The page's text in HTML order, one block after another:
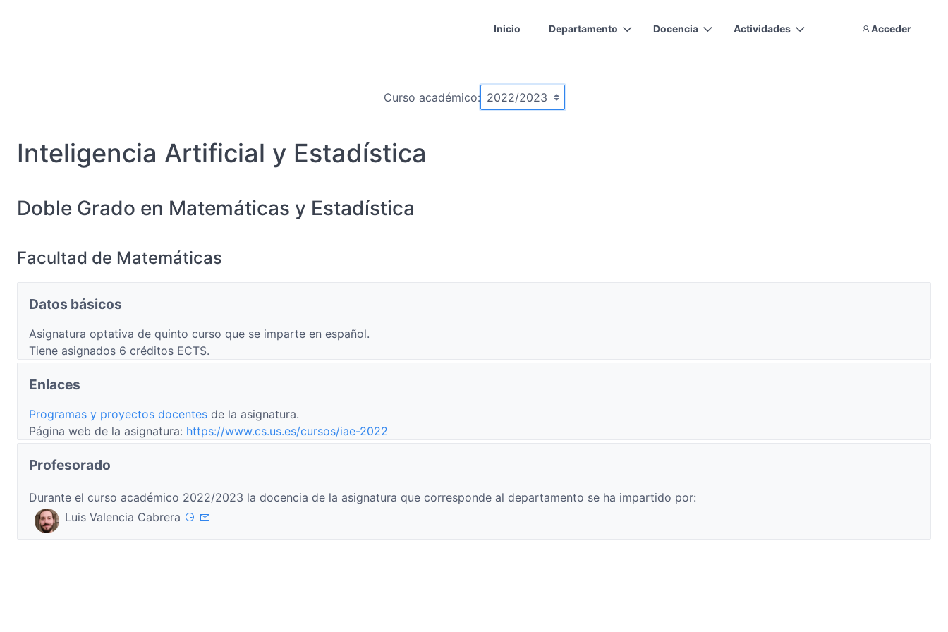
Inicio Departamento Docencia Actividades Acceder
Curso académico:
Inteligencia Artificial y Estadística
Doble Grado en Matemáticas y Estadística
Facultad de Matemáticas
Datos básicos
Asignatura optativa de quinto curso que se imparte en español.
Tiene asignados 6 créditos ECTS.
Enlaces
Programas y proyectos docentes de la asignatura.
Página web de la asignatura: https://www.cs.us.es/cursos/iae-2022
Profesorado
Durante el curso académico 2022/2023 la docencia de la asignatura que corresponde al departamento se ha impartido por:
Luis Valencia Cabrera